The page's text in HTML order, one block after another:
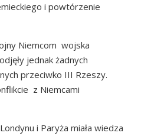
i powtórzenie
Niemcom wojska
jednak żadnych
przeciwko III Rzeszy.
z Niemcami
i Paryża miała wiedza